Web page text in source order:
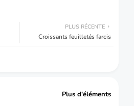
PLUS RÉCENTE
Croissants feuilletés farcis
Plus d'éléments